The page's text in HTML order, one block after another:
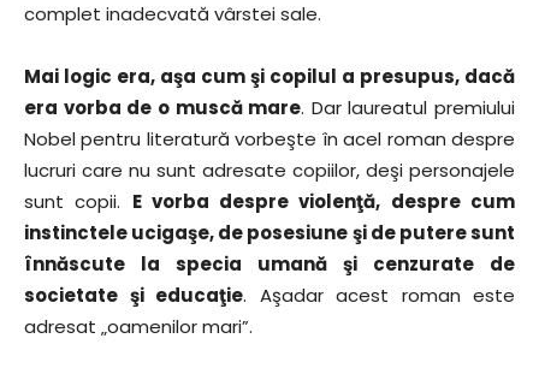
complet inadecvată vârstei sale.
Mai logic era, aşa cum şi copilul a presupus, dacă
era vorba de o muscă mare. Dar laureatul premiului
Nobel pentru literatură vorbeşte în acel roman despre
lucruri care nu sunt adresate copiilor, deşi personajele
sunt copii. E vorba despre violenţă, despre cum
instinctele ucigaşe, de posesiune şi de putere sunt
înnăscute la specia umană şi cenzurate de
societate şi educaţie. Aşadar acest roman este
adresat „oamenilor mari”.